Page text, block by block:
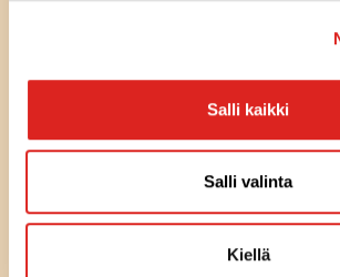
Salli kaikki
Salli valinta
Kiellä
KYSYTTÄVÄÄ